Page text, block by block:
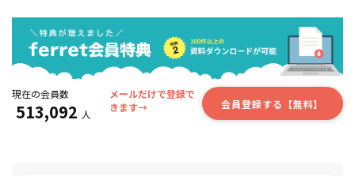
現在の会員数
513,092 人
メールだけで登録で
きます→
会員登録する【無料】